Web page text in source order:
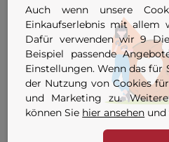
Modell besser
Handling, günstiger
Anschaffungspreis.
Transportleitungen
braucht das große.
Auch wenn unsere
Einkaufserlebnis mit allem
Dafür verwenden wir 9
Beispiel passende
Einstellungen. Wenn das für
der Nutzung von Cookies
und Marketing zu.
können Sie hier ansehen und